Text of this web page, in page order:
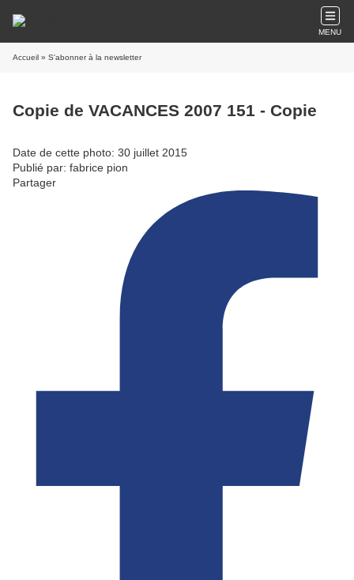
MENU
Accueil » S'abonner à la newsletter
Copie de VACANCES 2007 151 - Copie
Date de cette photo: 30 juillet 2015
Publié par: fabrice pion
Partager